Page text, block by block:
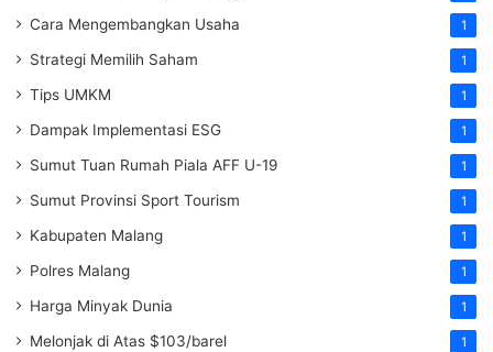
Cara Mengembangkan Usaha 1
Strategi Memilih Saham 1
Tips UMKM 1
Dampak Implementasi ESG 1
Sumut Tuan Rumah Piala AFF U-19 1
Sumut Provinsi Sport Tourism 1
Kabupaten Malang 1
Polres Malang 1
Harga Minyak Dunia 1
Melonjak di Atas $103/barel 1